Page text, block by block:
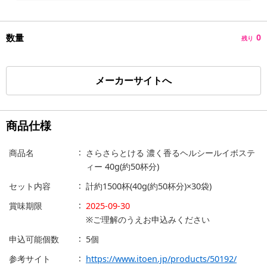
数量 残り 0
メーカーサイトへ
商品仕様
商品名
さらさらとける 濃く香るヘルシールイボステ
ィー 40g(約50杯分)
セット内容
計約1500杯(40g(約50杯分)×30袋)
賞味期限
2025-09-30
※ご理解のうえお申込みください
申込可能個数
5個
参考サイト
https://www.itoen.jp/products/50192/